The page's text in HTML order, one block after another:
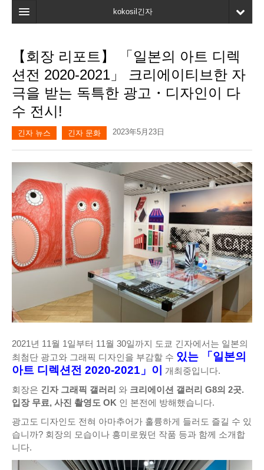
kokosil긴자
검색
최신정보
고객평가
마이페이지
【회장 리포트】 「일본의 아트 디렉
션전 2020-2021」 크리에이티브한 자
극을 받는 독특한 광고・디자인이 다
수 전시!
긴자 뉴스 긴자 문화 2023年5月23日
2021년 11월 1일부터 11월 30일까지 도쿄 긴자에서는 일본의
최첨단 광고와 그래픽 디자인을 부감할 수 있는 「일본의
아트 디렉션전 2020-2021」이
개최중입니다.
회장은 긴자 그래픽 갤러리 와 크리에이션 갤러리 G8의 2곳.
입장 무료, 사진 촬영도 OK 인 본전에 방해했습니다.
광고도 디자인도 전혀 아마추어가 훌륭하게 들러도 즐길 수 있
습니까? 회장의 모습이나 흥미로웠던 작품 등과 함께 소개합
니다.